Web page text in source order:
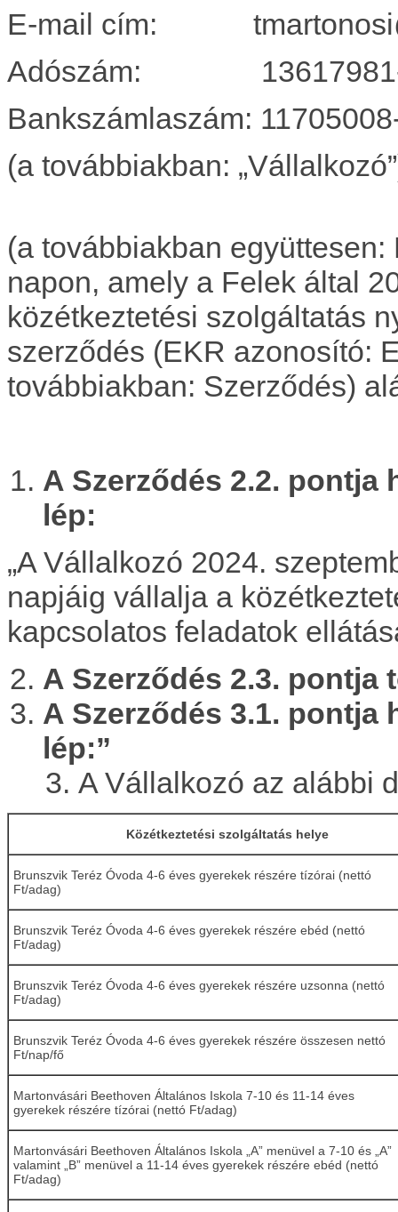
E-mail cím:
Adószám: 13617981-
Bankszámlaszám:
(a továbbiakban:
(a továbbiakban
napon, amely a Felek által
közétkeztetési szolgáltatás
szerződés (EKR azonosító:
továbbiakban: Szerződés)
A Szerződés 2.2. pontja
lép:
„A Vállalkozó 2024.
napjáig vállalja a
kapcsolatos feladatok
A Szerződés 2.3. pontja
A Szerződés 3.1. pontja
lép:”
A Vállalkozó az alábbi
Közétkeztetési szolgáltatás helye
Brunszvik Teréz Óvoda 4-6 éves gyerekek részére tízórai (nettó
Ft/adag)
Brunszvik Teréz Óvoda 4-6 éves gyerekek részére ebéd (nettó
Ft/adag)
Brunszvik Teréz Óvoda 4-6 éves gyerekek részére uzsonna (nettó
Ft/adag)
Brunszvik Teréz Óvoda 4-6 éves gyerekek részére összesen nettó
Ft/nap/fő
Martonvásári Beethoven Általános Iskola 7-10 és 11-14 éves
gyerekek részére tízórai (nettó Ft/adag)
Martonvásári Beethoven Általános Iskola „A” menüvel a 7-10 és „A”
valamint „B” menüvel a 11-14 éves gyerekek részére ebéd (nettó
Ft/adag)